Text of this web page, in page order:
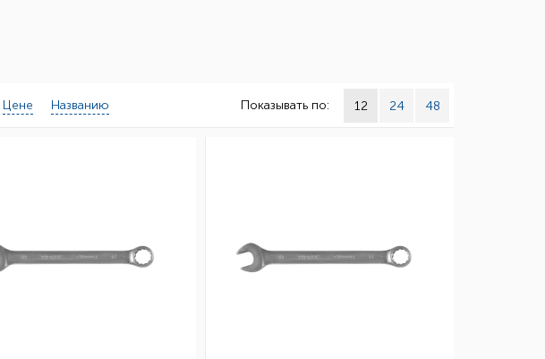
Цене Названию Показывать по: 12 24 48